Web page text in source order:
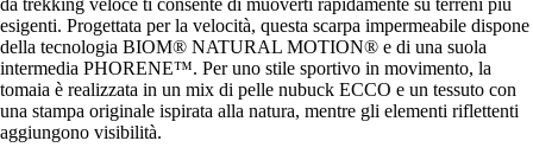
esigenti. Progettata per la velocità, questa scarpa impermeabile dispone
della tecnologia BIOM® NATURAL MOTION® e di una suola
intermedia PHORENE™. Per uno stile sportivo in movimento, la
tomaia è realizzata in un mix di pelle nubuck ECCO e un tessuto con
una stampa originale ispirata alla natura, mentre gli elementi riflettenti
aggiungono visibilità.